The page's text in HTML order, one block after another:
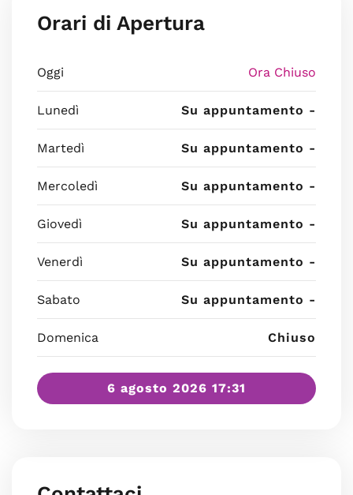
Orari di Apertura
Oggi Ora Chiuso
Lunedì Su appuntamento -
Martedì Su appuntamento -
Mercoledì Su appuntamento -
Giovedì Su appuntamento -
Venerdì Su appuntamento -
Sabato Su appuntamento -
Domenica Chiuso
6 agosto 2026 17:31